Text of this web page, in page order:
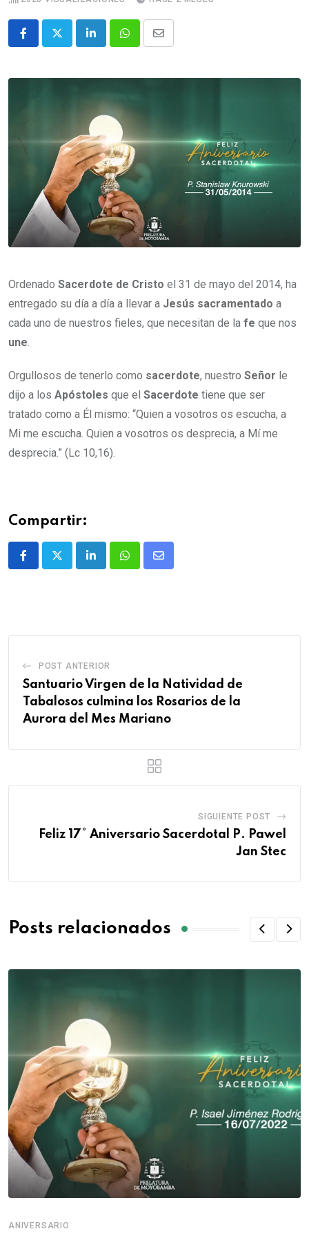
Ordenado Sacerdote de Cristo el 31 de mayo del 2014, ha
entregado su día a día a llevar a Jesús sacramentado a
cada uno de nuestros fieles, que necesitan de la fe que nos
une
Orgullosos de tenerlo como sacerdote, nuestro Señor le
dijo a los Apóstoles que el Sacerdote tiene que ser
tratado como a Él mismo: “Quien a vosotros os escucha, a
Mi me escucha. Quien a vosotros os desprecia, a Mí me
desprecia.” (Lc 10,16).
Compartir:
POST ANTERIOR
Santuario Virgen de la Natividad de
Tabalosos culmina los Rosarios de la
Aurora del Mes Mariano
SIGUIENTE POST
Feliz 17° Aniversario Sacerdotal P. Pawel
Jan Stec
Posts relacionados
ANIVERSARIO